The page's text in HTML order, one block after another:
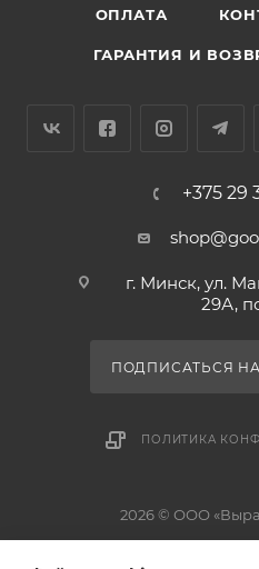
ОПЛАТА
ГАРАНТИЯ И
+375 29
г. Минск, ул.
29А,
ПОДПИСАТЬСЯ
ПОЛИТИКА
2026 © ООО